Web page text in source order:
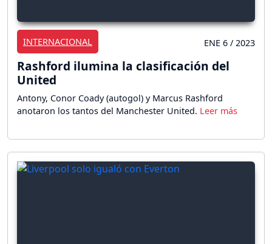
INTERNACIONAL ENE 6 / 2023
Rashford ilumina la clasificación del
United
Antony, Conor Coady (autogol) y Marcus Rashford
anotaron los tantos del Manchester United.